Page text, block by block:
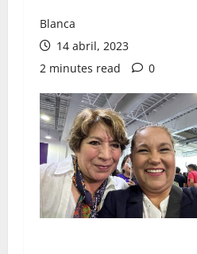
Blanca
14 abril, 2023
2 minutes read
0